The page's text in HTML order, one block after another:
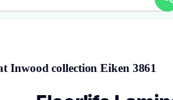
Inwood collection Eiken 3861